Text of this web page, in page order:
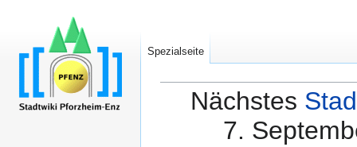
Nächstes
7.
Spezialseite